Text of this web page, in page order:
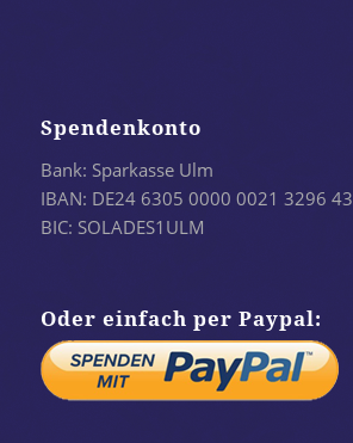
Spendenkonto
Bank: Sparkasse Ulm
IBAN: DE24 6305 0000 0021 3296 43
BIC: SOLADES1ULM
Oder einfach per Paypal: